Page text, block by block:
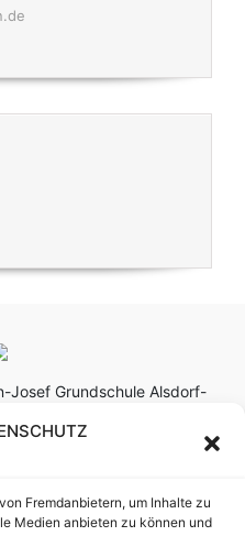
Fremdanbietern, um Inhalte zu
Medien anbieten zu können und
Josef Grundschule Alsdorf-